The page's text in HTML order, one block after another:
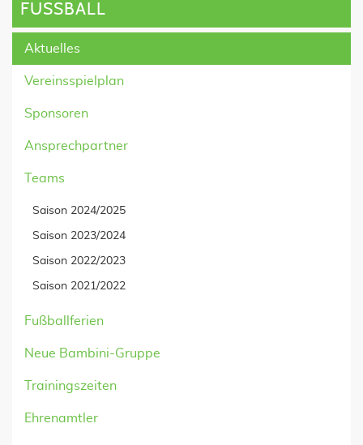
FUSSBALL
Aktuelles
Vereinsspielplan
Sponsoren
Ansprechpartner
Teams
Saison 2024/2025
Saison 2023/2024
Saison 2022/2023
Saison 2021/2022
Fußballferien
Neue Bambini-Gruppe
Trainingszeiten
Ehrenamtler